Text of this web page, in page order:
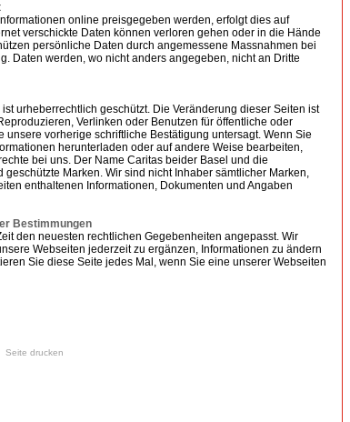
online preisgegeben werden, erfolgt dies auf
verschickte Daten können verloren gehen oder in die Hände
persönliche Daten durch angemessene Massnahmen bei
Daten werden, wo nicht anders angegeben, nicht an Dritte
urheberrechtlich geschützt. Die Veränderung dieser Seiten ist
Verlinken oder Benutzen für öffentliche oder
unsere vorherige schriftliche Bestätigung untersagt. Wenn Sie
herunterladen oder auf andere Weise bearbeiten,
bei uns. Der Name Caritas beider Basel und die
geschützte Marken. Wir sind nicht Inhaber sämtlicher Marken,
enthaltenen Informationen, Dokumenten und Angaben
Bestimmungen
den neuesten rechtlichen Gegebenheiten angepasst. Wir
Webseiten jederzeit zu ergänzen, Informationen zu ändern
Sie diese Seite jedes Mal, wenn Sie eine unserer Webseiten
Seite drucken